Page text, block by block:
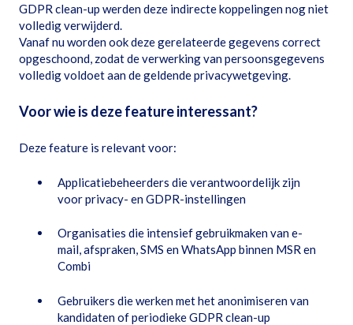
GDPR clean-up werden deze indirecte koppelingen nog niet
volledig verwijderd.
Vanaf nu worden ook deze gerelateerde gegevens correct
opgeschoond, zodat de verwerking van persoonsgegevens
volledig voldoet aan de geldende privacywetgeving.
Voor wie is deze feature interessant?
Deze feature is relevant voor:
Applicatiebeheerders die verantwoordelijk zijn
voor privacy- en GDPR-instellingen
Organisaties die intensief gebruikmaken van e-
mail, afspraken, SMS en WhatsApp binnen MSR en
Combi
Gebruikers die werken met het anonimiseren van
kandidaten of periodieke GDPR clean-up